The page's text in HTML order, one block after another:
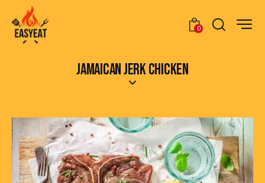
0
JAMAICAN JERK CHICKEN